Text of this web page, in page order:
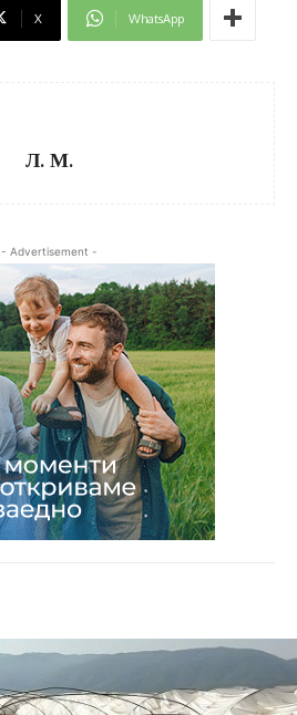
X WhatsApp
Л. М.
- Advertisement -